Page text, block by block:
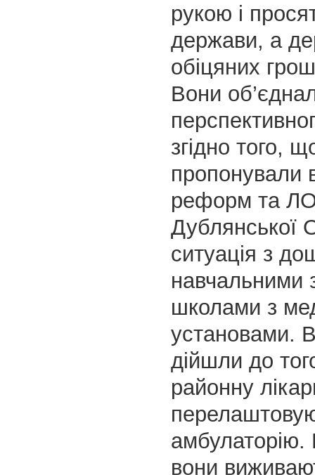
рукою і
держави, а
обіцяних
Вони
згідно того,
пропонували
реформ та
Дублянської
ситуація з
навчальними
школами з
установами.
дійшли до
районну
вони